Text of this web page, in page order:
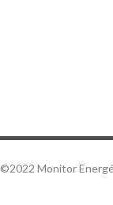
©2022 Monitor